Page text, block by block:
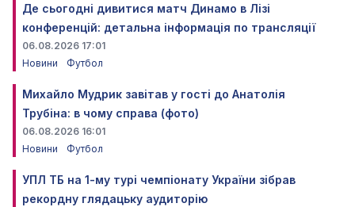
Де сьогодні дивитися матч Динамо в Лізі
конференцій: детальна інформація по трансляції
06.08.2026 17:01
Новини
Футбол
Михайло Мудрик завітав у гості до Анатолія
Трубіна: в чому справа (фото)
06.08.2026 16:01
Новини
Футбол
УПЛ ТБ на 1-му турі чемпіонату України зібрав
рекордну глядацьку аудиторію